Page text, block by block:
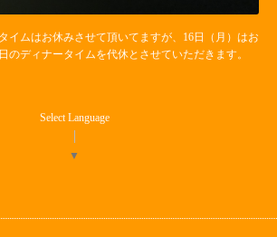
イムはお休みさせて頂いてますが、16日（月）はお
のディナータイムを代休とさせていただきます。
Select Language
▼